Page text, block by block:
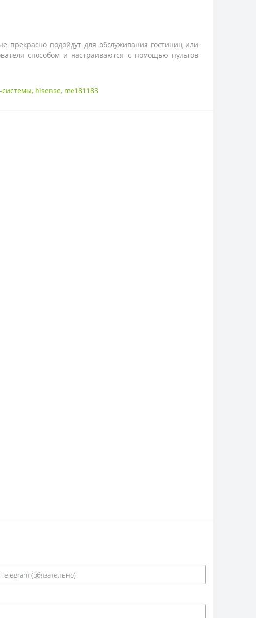
прекрасно подойдут для обслуживания гостиниц или
способом и настраиваются с помощью пультов
системы, hisense, me181183